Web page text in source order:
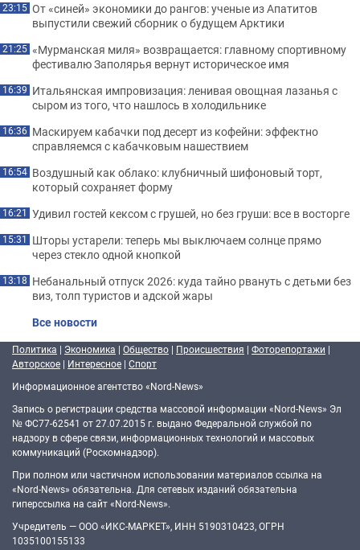
23:15 От «синей» экономики до рангов: ученые из Апатитов
выпустили свежий сборник о будущем Арктики
21:25 «Мурманская миля» возвращается: главному спортивному
фестивалю Заполярья вернут историческое имя
16:39 Итальянская импровизация: ленивая овощная лазанья с
сыром из того, что нашлось в холодильнике
16:36 Маскируем кабачки под десерт из кофейни: эффектно
справляемся с кабачковым нашествием
16:54 Воздушный как облако: клубничный шифоновый торт,
который сохраняет форму
16:21 Удивил гостей кексом с грушей, но без груши: все в восторге
15:31 Шторы устарели: теперь мы выключаем солнце прямо
через стекло одной кнопкой
13:18 Небанальный отпуск 2026: куда тайно рвануть с детьми без
виз, толп туристов и адской жары
Все новости
Политика | Экономика | Общество | Происшествия | Фоторепортажи |
Авторское | Интересное | Спорт
Информационное агентство «Nord-News»
Запись о регистрации средства массовой информации «Nord-News» Эл
№ ФС77-62541 от 27.07.2015 г. выдано Федеральной службой по
надзору в сфере связи, информационных технологий и массовых
коммуникаций (Роскомнадзор).
При полном или частичном использовании материалов ссылка на
«Nord-News» обязательна. Для сетевых изданий обязательна
гиперссылка на сайт «Nord-News».
Учредитель — ООО «ИКС-МАРКЕТ», ИНН 5190310423, ОГРН
1035100155133